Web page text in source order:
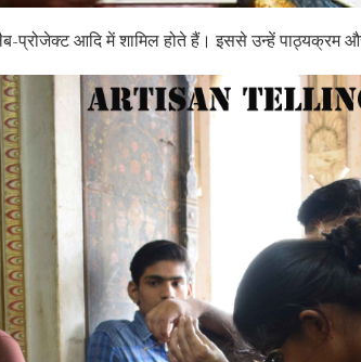
लैब-प्रोजेक्ट आदि में शामिल होते हैं। इससे उन्हें